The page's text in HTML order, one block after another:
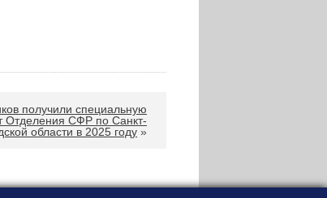
получили специальную
Отделения СФР по Санкт-
области в 2025 году »